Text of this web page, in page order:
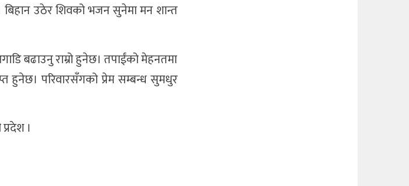
उठेर शिवको भजन सुनेमा मन शान्त
बढाउनु राम्रो हुनेछ। तपाईंको मेहनतमा
हुनेछ। परिवारसँगको प्रेम सम्बन्ध सुमधुर
।